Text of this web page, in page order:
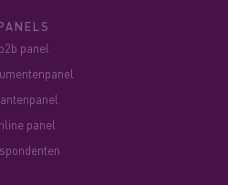
PANELS
b2b panel
panel